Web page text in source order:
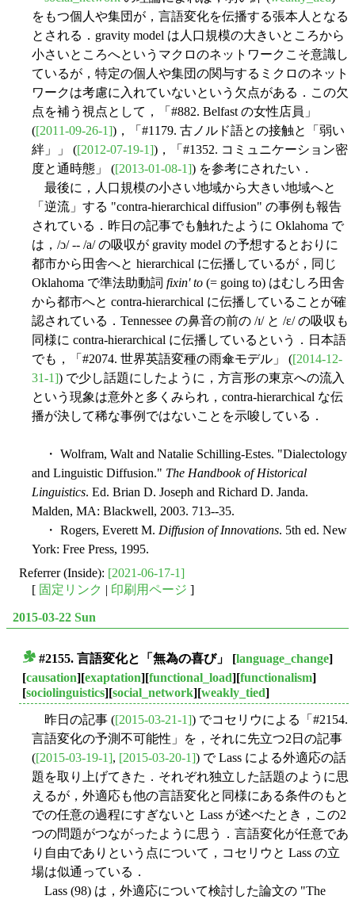
をもつ個人や集団が，言語変化を伝播する張本人となる
とされる．gravity model は人口規模の大きいところから
小さいところへというマクロのネットワークこそ意識し
ているが，特定の個人や集団の関与するミクロのネット
ワークは考慮に入れていないという欠点がある．この欠
点を補う視点として，「#882. Belfast の女性店員」
([2011-09-26-1])，「#1179. 古ノルド語との接触と「弱い
絆」」 ([2012-07-19-1])，「#1352. コミュニケーション密
度と通時態」 ([2013-01-08-1]) を参考にされたい．
最後に，人口規模の小さい地域から大きい地域へと
「逆流」する "contra-hierarchical diffusion" の事例も報告
されている．昨日の記事でも触れたように Oklahoma で
は，/ɔ/ -- /a/ の吸収が gravity model の予想するとおりに
都市から田舎へと hierarchical に伝播しているが，同じ
Oklahoma で準法助動詞 fixin' to (= going to) はむしろ田舎
から都市へと contra-hierarchical に伝播していることが確
認されている．Tennessee の鼻音の前の /ɪ/ と /ɛ/ の吸収も
同様に contra-hierarchical に伝播しているという．日本語
でも，「#2074. 世界英語変種の雨傘モデル」 ([2014-12-
31-1]) で少し話題にしたように，方言形の東京への流入
という現象は意外と多くみられ，contra-hierarchical な伝
播が決して稀な事例ではないことを示唆している．
・ Wolfram, Walt and Natalie Schilling-Estes. "Dialectology
and Linguistic Diffusion." The Handbook of Historical
Linguistics. Ed. Brian D. Joseph and Richard D. Janda.
Malden, MA: Blackwell, 2003. 713--35.
・ Rogers, Everett M. Diffusion of Innovations. 5th ed. New
York: Free Press, 1995.
Referrer (Inside): [2021-06-17-1]
[ 固定リンク | 印刷用ページ ]
2015-03-22 Sun
#2155. 言語変化と「無為の喜び」 [language_change]
[causation][exaptation][functional_load][functionalism]
[sociolinguistics][social_network][weakly_tied]
昨日の記事 ([2015-03-21-1]) でコセリウによる「#2154.
言語変化の予測不可能性」を，それに先立つ2日の記事
([2015-03-19-1], [2015-03-20-1]) で Lass による外適応の話
題を取り上げてきた．それぞれ独立した話題のように思
えるが，外適応も他の言語変化と同様にある条件のもと
での任意の過程にすぎないと Lass が述べたとき，この2
つの問題がつながったように思う．言語変化が任意であ
り自由でありという点について，コセリウと Lass の立
場は似通っている．
Lass (98) は，外適応について検討した論文の "The